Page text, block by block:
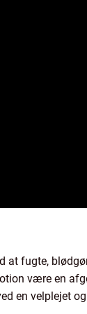
fugte,
være en
en velplejet